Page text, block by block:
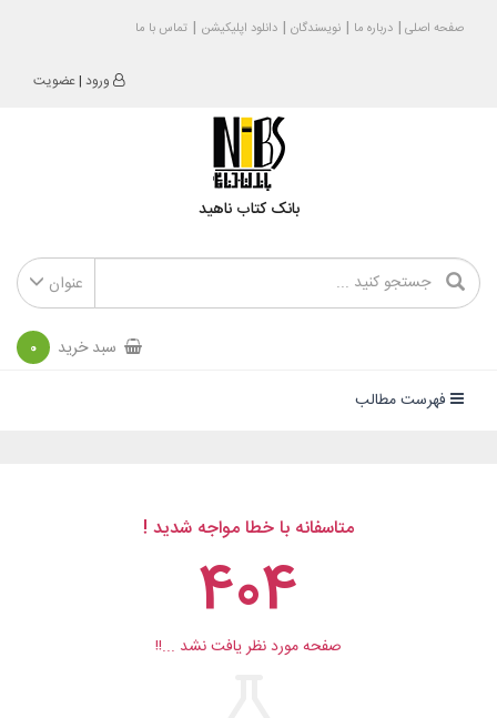
صفحه اصلی درباره ما نویسندگان دانلود اپلیکیشن تماس با ما
ورود |عضویت
بانک کتاب ناهید
عنوان
سبد خرید 0
فهرست مطالب
متاسفانه با خطا مواجه شدید !
404
صفحه مورد نظر یافت نشد ...!!